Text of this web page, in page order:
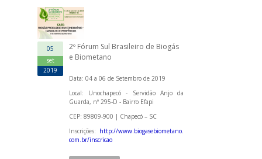
a
05
set
2019
2º Fórum Sul Brasileiro de Biogás
e Biometano
Data: 04 a 06 de Setembro de 2019
Local: Unochapecó - Servidão Anjo da
Guarda, nº 295-D - Bairro Efapi
CEP: 89809-900 | Chapecó – SC
Inscrições: http://www.biogasebiometano.
com.br/inscricao